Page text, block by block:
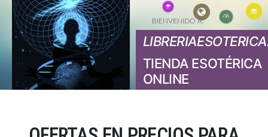
TIENDA ESOTÉRICA
ONLINE
BIENVENIDO A: